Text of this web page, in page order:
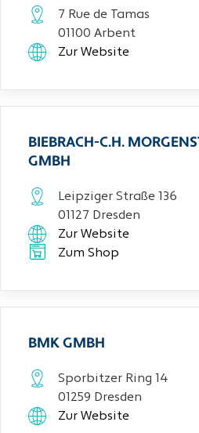
7 Rue de Tamas
01100 Arbent
Zur Website
BIEBRACH-C.H.
GMBH
Leipziger Straße 136
01127 Dresden
Zur Website
Zum Shop
BMK GMBH
Sporbitzer Ring 14
01259 Dresden
Zur Website